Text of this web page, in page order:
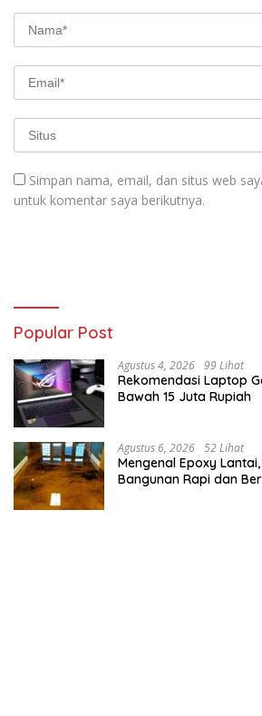
Simpan nama, email, dan situs web
untuk komentar saya berikutnya.
Popular Post
Agustus 4, 2026 99 Lihat
Rekomendasi Laptop
Bawah 15 Juta Rupiah
Agustus 6, 2026 52 Lihat
Mengenal Epoxy
Bangunan Rapi dan